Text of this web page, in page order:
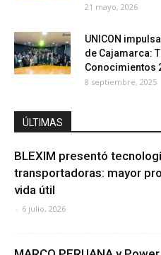
21 mayo, 2026
UNICON
de Cajamarca:
Conocimientos
8 septiembre, 2025
ÚLTIMAS
BLEXIM presentó
transportadoras: mayor
vida útil
- 6 julio, 2026